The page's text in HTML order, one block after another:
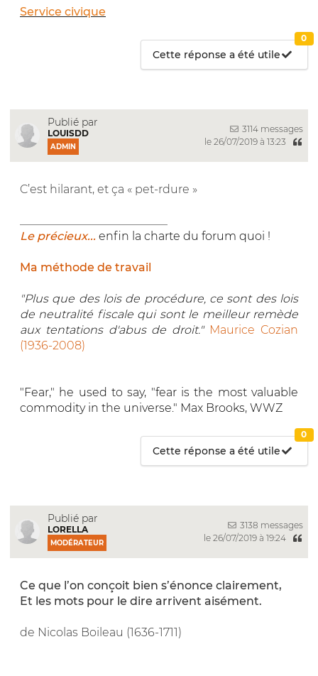
Service civique
Cette réponse a été utile
0
Publié par
LOUISDD
ADMIN
3114 messages
le 26/07/2019 à 13:23
C’est hilarant, et ça « pet-rdure »
Le précieux... enfin la charte du forum quoi !
Ma méthode de travail
"Plus que des lois de procédure, ce sont des lois
de neutralité fiscale qui sont le meilleur remède
aux tentations d'abus de droit." Maurice Cozian
(1936-2008)
"Fear," he used to say, "fear is the most valuable
commodity in the universe." Max Brooks, WWZ
Cette réponse a été utile
0
Publié par
LORELLA
MODÉRATEUR
3138 messages
le 26/07/2019 à 19:24
Ce que l’on conçoit bien s’énonce clairement,
Et les mots pour le dire arrivent aisément.
de Nicolas Boileau (1636-1711)